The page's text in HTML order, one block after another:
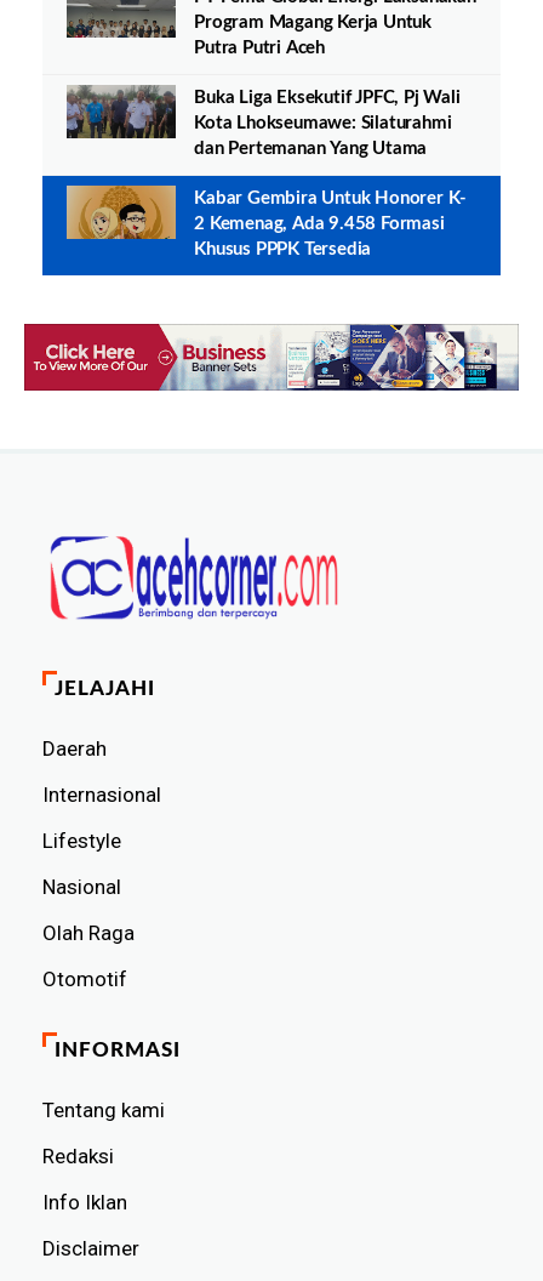
Program Magang Kerja Untuk
Putra Putri Aceh
Buka Liga Eksekutif JPFC, Pj Wali
Kota Lhokseumawe: Silaturahmi
dan Pertemanan Yang Utama
Kabar Gembira Untuk Honorer K-
2 Kemenag, Ada 9.458 Formasi
Khusus PPPK Tersedia
JELAJAHI
Daerah
Internasional
Lifestyle
Nasional
Olah Raga
Otomotif
INFORMASI
Tentang kami
Redaksi
Info Iklan
Disclaimer